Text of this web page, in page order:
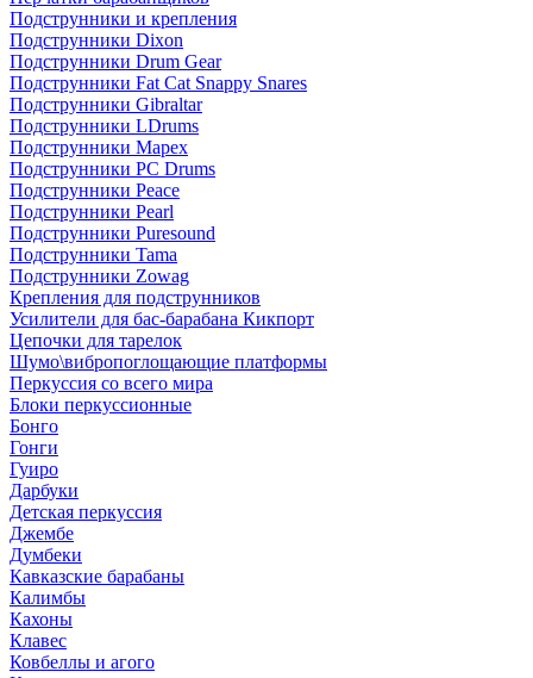
Подструнники и крепления
Подструнники Dixon
Подструнники Drum Gear
Подструнники Fat Cat Snappy Snares
Подструнники Gibraltar
Подструнники LDrums
Подструнники Mapex
Подструнники PC Drums
Подструнники Peace
Подструнники Pearl
Подструнники Puresound
Подструнники Tama
Подструнники Zowag
Крепления для подструнников
Усилители для бас-барабана Кикпорт
Цепочки для тарелок
Шумо\вибропоглощающие платформы
Перкуссия со всего мира
Блоки перкуссионные
Бонго
Гонги
Гуиро
Дарбуки
Детская перкуссия
Джембе
Думбеки
Кавказские барабаны
Калимбы
Кахоны
Клавес
Ковбеллы и агого